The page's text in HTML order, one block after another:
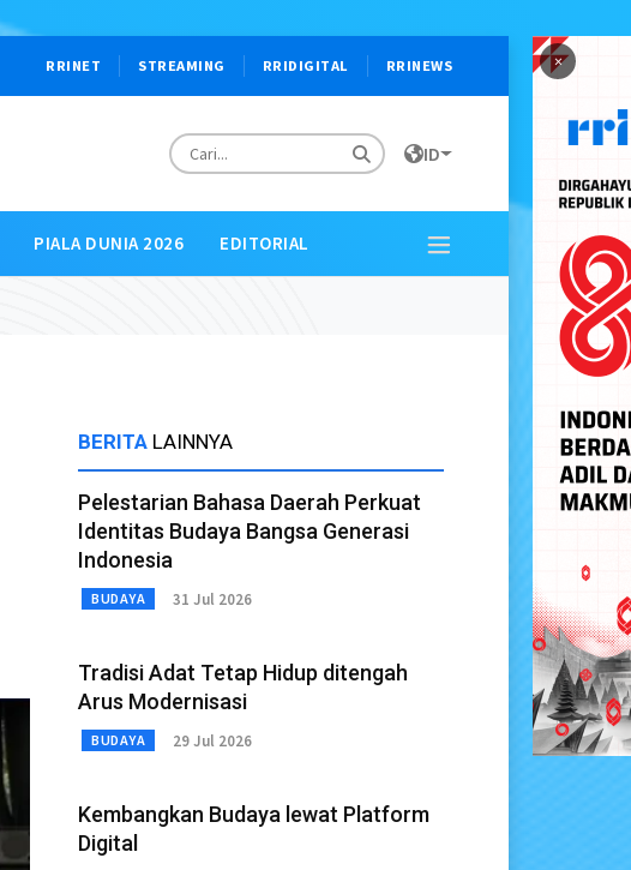
×
RRINET STREAMING RRIDIGITAL RRINEWS
ID
PIALA DUNIA 2026 EDITORIAL
BERITA LAINNYA
Pelestarian Bahasa Daerah Perkuat
Identitas Budaya Bangsa Generasi
Indonesia
BUDAYA 31 Jul 2026
Tradisi Adat Tetap Hidup ditengah
Arus Modernisasi
BUDAYA 29 Jul 2026
Kembangkan Budaya lewat Platform
Digital